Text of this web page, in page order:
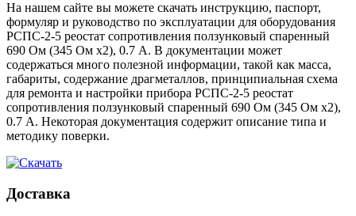
На нашем сайте вы можете скачать инструкцию, паспорт,
формуляр и руководство по эксплуатации для оборудования
РСПС-2-5 реостат сопротивления ползунковый спаренный
690 Ом (345 Ом х2), 0.7 А. В документации может
содержаться много полезной информации, такой как масса,
габариты, содержание драгметаллов, принципиальная схема
для ремонта и настройки прибора РСПС-2-5 реостат
сопротивления ползунковый спаренный 690 Ом (345 Ом х2),
0.7 А. Некоторая документация содержит описание типа и
методику поверки.
Доставка